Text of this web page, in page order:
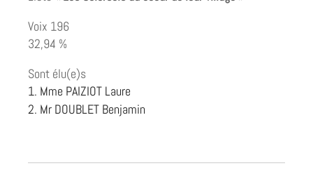
Voix 196
32,94 %
Sont élu(e)s
Mme PAIZIOT Laure
Mr DOUBLET Benjamin